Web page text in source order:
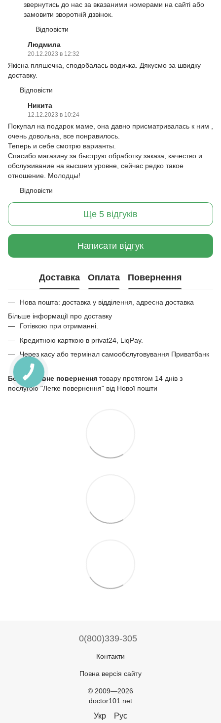
звернутись до нас за вказаними номерами на сайті або
замовити зворотній дзвінок.
Відповісти
Людмила
20.12.2023 в 12:32
Якісна пляшечка, сподобалась водичка. Дякуємо за швидку
доставку.
Відповісти
Никита
12.12.2023 в 10:24
Покупал на подарок маме, она давно присматривалась к ним ,
очень довольна, все понравилось.
Теперь и себе смотрю варианты.
Спасибо магазину за быструю обработку заказа, качество и
обслуживание на высшем уровне, сейчас редко такое
отношение. Молодцы!
Відповісти
Ще 5 відгуків
Написати відгук
Доставка Оплата Повернення
Нова пошта: доставка у відділення, адресна доставка
Більше інформації про доставку
Готівкою при отриманні.
Кредитною карткою в privat24, LiqPay.
Через касу або термінал самообслуговування Приватбанк
Безкоштовне повернення товару протягом 14 днів з
послугою "Легке повернення" від Нової пошти
0(800)339-305
Контакти
Повна версія сайту
© 2009—2026
doctor101.net
Укр Рус